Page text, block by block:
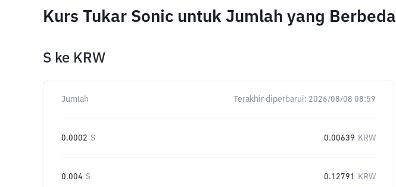
Kurs Tukar Sonic untuk Jumlah yang Berbeda
S ke KRW
Jumlah Terakhir diperbarui: 2026/08/08 08:59
0.0002 S 0.00639 KRW
0.004 S 0.12791 KRW